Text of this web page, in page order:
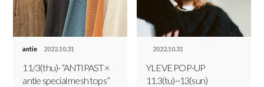
antie 2022.10.31
11/3(thu)- “ANTIPAST ×
antie special mesh tops”
2022.10.31
YLEVE POP-UP
11.3(tu)~13(sun)